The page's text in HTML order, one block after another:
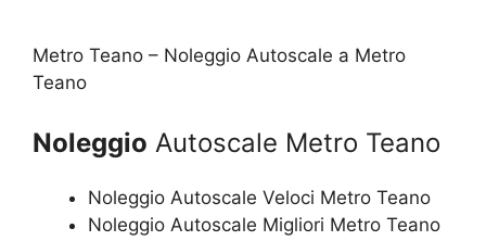
Metro Teano – Noleggio Autoscale a Metro
Teano
Noleggio Autoscale Metro Teano
Noleggio Autoscale Veloci Metro Teano
Noleggio Autoscale Migliori Metro Teano